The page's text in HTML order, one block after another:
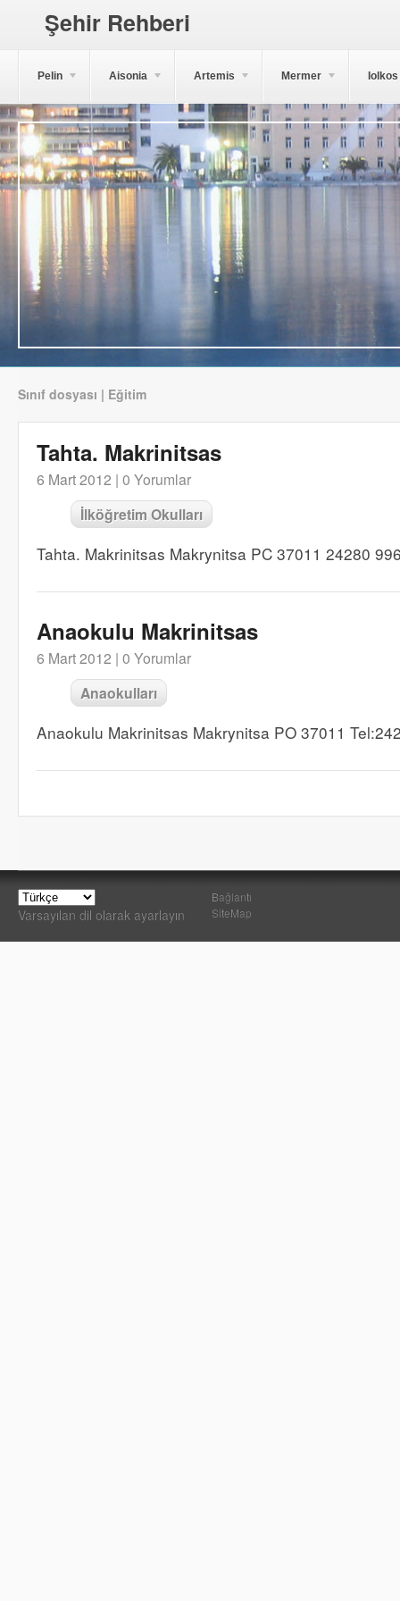
Şehir Rehberi
Pelin Aisonia Artemis Mermer Iolkos
Sınıf dosyası | Eğitim
Tahta. Makrinitsas
6 Mart 2012 | 0 Yorumlar
İlköğretim Okulları
Tahta. Makrinitsas Makrynitsa PC 37011 24280
Anaokulu Makrinitsas
6 Mart 2012 | 0 Yorumlar
Anaokulları
Anaokulu Makrinitsas Makrynitsa PO 37011
Varsayılan dil olarak ayarlayın
Bağlantı
SiteMap